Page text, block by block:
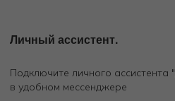
Личный ассистент.
Подключите личного
в удобном мессенджере